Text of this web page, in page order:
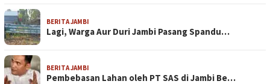
BERITA JAMBI
Lagi, Warga Aur Duri Jambi Pasang Spandu…
BERITA JAMBI
Pembebasan Lahan oleh PT SAS di Jambi Be…